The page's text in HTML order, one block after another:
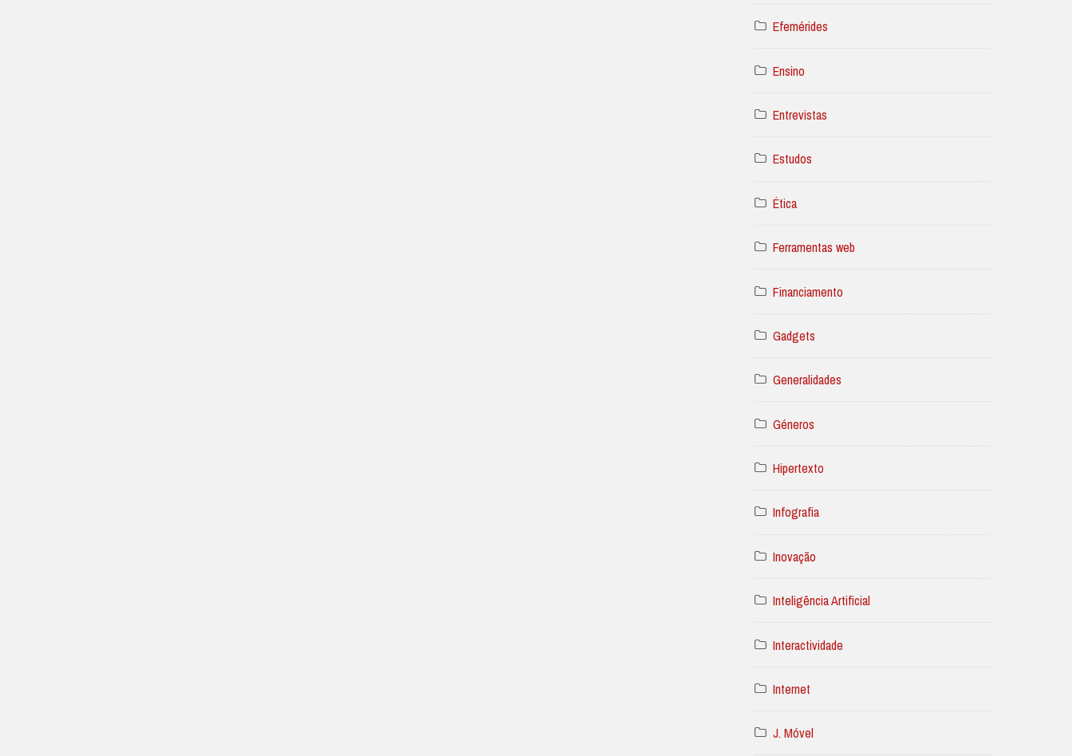
Efemérides
Ensino
Entrevistas
Estudos
Ética
Ferramentas web
Financiamento
Gadgets
Generalidades
Géneros
Hipertexto
Infografia
Inovação
Inteligência Artificial
Interactividade
Internet
J. Móvel